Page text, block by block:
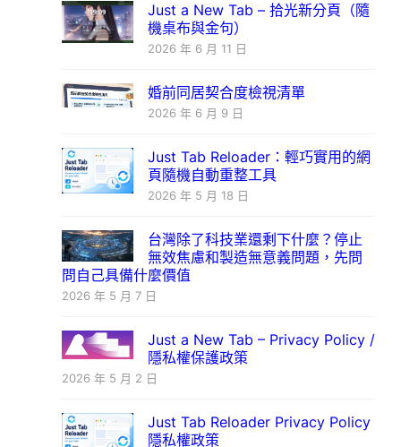
Just a New Tab – 拾光新分頁（隨
機桌布與金句）
2026 年 6 月 11 日
婚前同居契合度檢視清單
2026 年 6 月 9 日
Just Tab Reloader：輕巧實用的網
頁隨機自動重整工具
2026 年 5 月 18 日
台灣除了科技業還剩下什麼？停止
無效焦慮和製造無意義問題，先問
問自己具備什麼價值
2026 年 5 月 7 日
Just a New Tab – Privacy Policy /
隱私權保護政策
2026 年 5 月 2 日
Just Tab Reloader Privacy Policy
隱私權政策